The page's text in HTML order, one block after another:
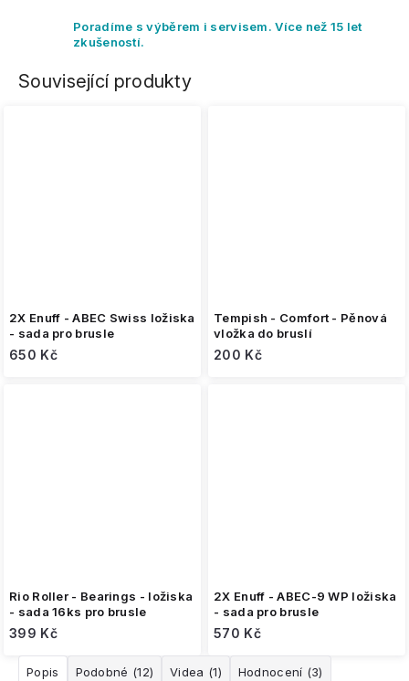
Poradíme s výběrem i servisem. Více než 15 let
zkušeností.
Související produkty
2X Enuff - ABEC Swiss ložiska
- sada pro brusle
650 Kč
Tempish - Comfort - Pěnová
vložka do bruslí
200 Kč
Rio Roller - Bearings - ložiska
- sada 16ks pro brusle
399 Kč
2X Enuff - ABEC-9 WP ložiska
- sada pro brusle
570 Kč
Popis Podobné (12) Videa (1) Hodnocení (3)